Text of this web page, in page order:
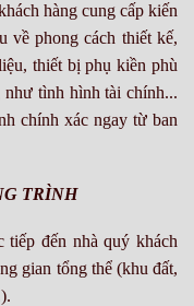
hàng cung cấp kiến
về phong cách thiết kế,
thiết bị phụ kiền phù
tình hình tài chính...
chính xác ngay từ ban
TRÌNH
đến nhà quý khách
gian tổng thể (khu đất,